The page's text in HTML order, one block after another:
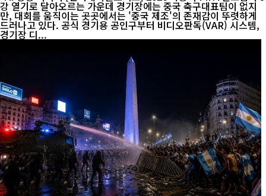
강 열기로 달아오르는 가운데 경기장에는 중국 축구대표팀이 없지
만, 대회를 움직이는 곳곳에서는 '중국 제조'의 존재감이 뚜렷하게
드러나고 있다. 공식 경기용 공인구부터 비디오판독(VAR) 시스템,
경기장 디...